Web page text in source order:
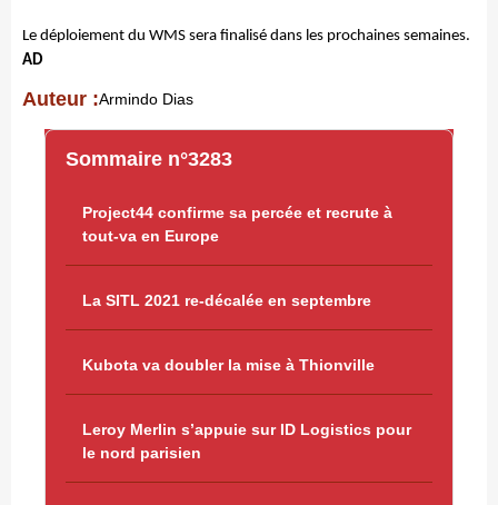
Sommaire n°3283
Project44 confirme sa percée et recrute à
tout-va en Europe
La SITL 2021 re-décalée en septembre
Kubota va doubler la mise à Thionville
Leroy Merlin s’appuie sur ID Logistics pour
le nord parisien
Le déploiement du WMS sera finalisé dans les prochaines semaines.
AD
Auteur :Armindo Dias